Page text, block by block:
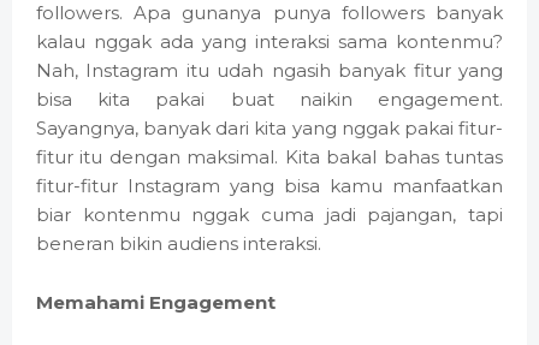
followers. Apa gunanya punya followers banyak
kalau nggak ada yang interaksi sama kontenmu?
Nah, Instagram itu udah ngasih banyak fitur yang
bisa kita pakai buat naikin engagement.
Sayangnya, banyak dari kita yang nggak pakai fitur-
fitur itu dengan maksimal. Kita bakal bahas tuntas
fitur-fitur Instagram yang bisa kamu manfaatkan
biar kontenmu nggak cuma jadi pajangan, tapi
beneran bikin audiens interaksi.
Memahami Engagement